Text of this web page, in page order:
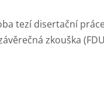
tezí disertační
zkouška